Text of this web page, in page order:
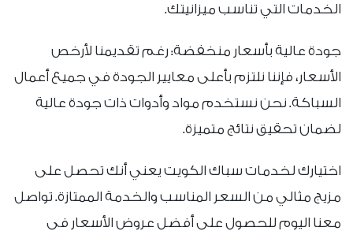
الخدمات التي تناسب ميزانيتك.
جودة عالية بأسعار منخفضة: رغم تقديمنا لأرخص
الأسعار، فإننا نلتزم بأعلى معايير الجودة في جميع أعمال
السباكة. نحن نستخدم مواد وأدوات ذات جودة عالية
لضمان تحقيق نتائج متميزة.
اختيارك لخدمات سباك الكويت يعني أنك تحصل على
مزيج مثالي من السعر المناسب والخدمة الممتازة. تواصل
معنا اليوم للحصول على أفضل عروض الأسعار في